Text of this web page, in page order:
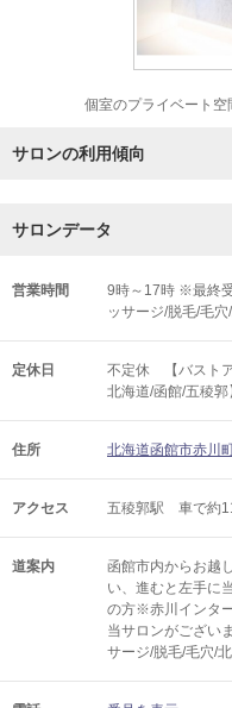
個室のプライベート
サロンの利用傾向
サロンデータ
営業時間
9時～17時 ※最終
ッサージ/脱毛/毛穴
定休日
不定休 【バスト
北海道/函館/五稜郭
住所 北海道函館市赤川
アクセス 五稜郭駅 車で約
道案内
函館市内からお越
い、進むと左手に
の方※赤川インタ
当サロンがござい
サージ/脱毛/毛穴/